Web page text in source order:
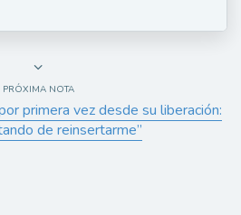
PRÓXIMA NOTA
primera vez desde su liberación:
de reinsertarme”